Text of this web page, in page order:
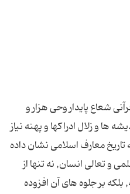
شعاع پایدار وحى هزار و
ها و زلال ادراكها و پهنه نیاز
تاریخ معارف اسلامى نشان داده
تعالى انسان, نه تنها از
بر جلوه هاى آن افزوده